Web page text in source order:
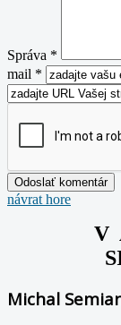
Správa *
mail *
návrat hore
V
Michal